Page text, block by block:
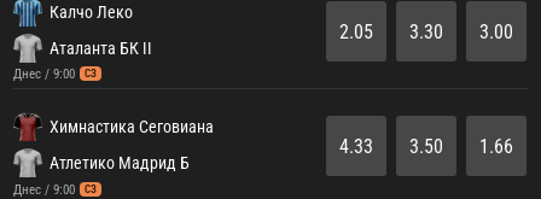
Калчо Леко
Аталанта БК II
Днес / 9:00 СЗ
2.05 3.30 3.00
Химнастика Сеговиана
Атлетико Мадрид Б
Днес / 9:00 СЗ
4.33 3.50 1.66